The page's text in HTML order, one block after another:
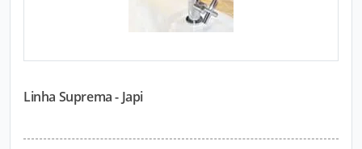
Linha Suprema - Japi